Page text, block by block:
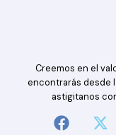
Creemos en el
encontrarás desde
astigitanos